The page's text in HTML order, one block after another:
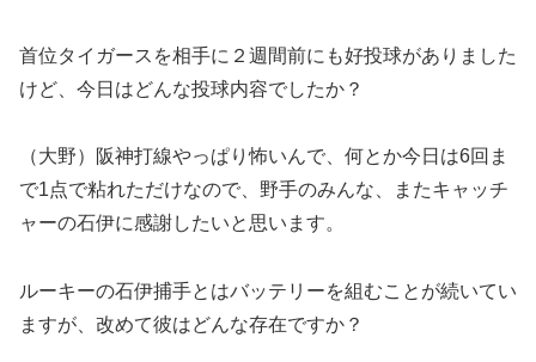
首位タイガースを相手に２週間前にも好投球がありました
けど、今日はどんな投球内容でしたか？
（大野）阪神打線やっぱり怖いんで、何とか今日は6回ま
で1点で粘れただけなので、野手のみんな、またキャッチ
ャーの石伊に感謝したいと思います。
ルーキーの石伊捕手とはバッテリーを組むことが続いてい
ますが、改めて彼はどんな存在ですか？